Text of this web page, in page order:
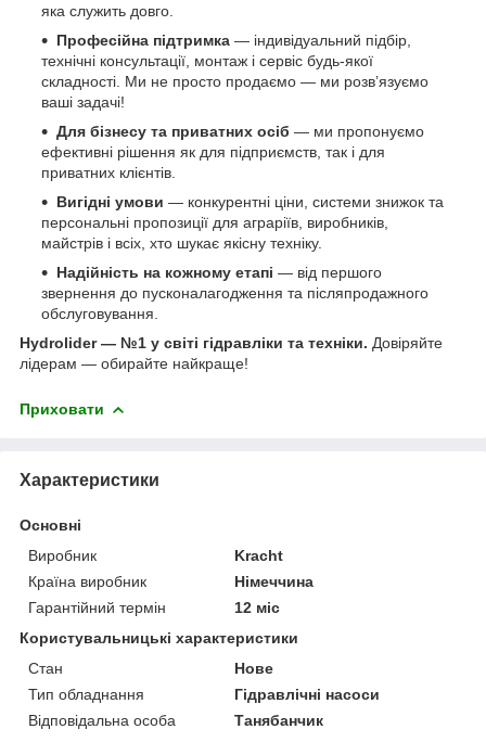
яка служить довго.
Професійна підтримка — індивідуальний підбір,
технічні консультації, монтаж і сервіс будь-якої
складності. Ми не просто продаємо — ми розв’язуємо
ваші задачі!
Для бізнесу та приватних осіб — ми пропонуємо
ефективні рішення як для підприємств, так і для
приватних клієнтів.
Вигідні умови — конкурентні ціни, системи знижок та
персональні пропозиції для аграріїв, виробників,
майстрів і всіх, хто шукає якісну техніку.
Надійність на кожному етапі — від першого
звернення до пусконалагодження та післяпродажного
обслуговування.
Hydrolider — №1 у світі гідравліки та техніки. Довіряйте
лідерам — обирайте найкраще!
Приховати
Характеристики
Основні
Виробник
Kracht
Країна виробник
Німеччина
Гарантійний термін
12 міс
Користувальницькі характеристики
Стан
Нове
Тип обладнання
Гідравлічні насоси
Відповідальна особа
Танябанчик